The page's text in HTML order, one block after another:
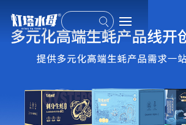
灯塔水母-高端生蚝产业龙头